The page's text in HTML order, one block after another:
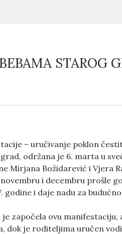
STAROG
– uručivanje poklon
održana je 6. marta u
Mirjana Božidarević i Vjera
i decembru prošle
godine i daje nadu za
započela ovu
dok je roditeljima uručen